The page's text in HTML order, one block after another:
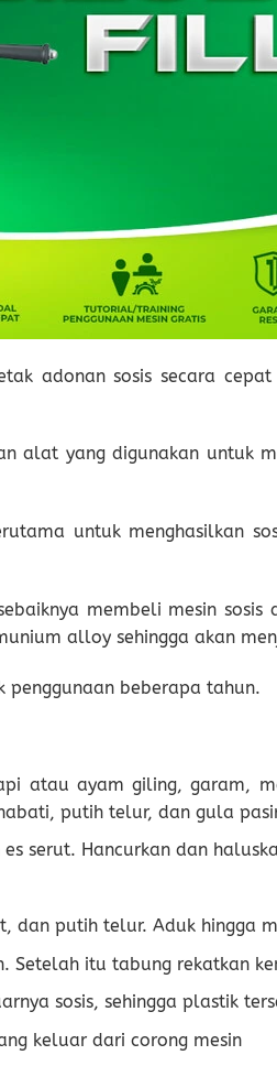
adonan sosis secara
alat yang digunakan untuk
untuk menghasilkan
membeli mesin
alloy sehingga akan
penggunaan beberapa tahun.
atau ayam giling, garam,
putih telur, dan gula
serut. Hancurkan dan
dan putih telur. Aduk hingga
Setelah itu tabung rekatkan
sosis, sehingga plastik
keluar dari corong mesin